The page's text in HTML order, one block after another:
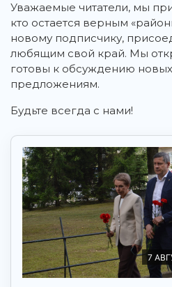
Уважаемые читатели, мы
кто остается верным
новому подписчику,
любящим свой край. Мы
готовы к обсуждению
предложениям.
Будьте всегда с нами!
7